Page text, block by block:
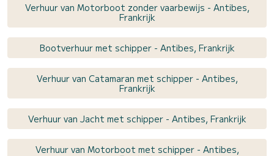
Verhuur van Motorboot zonder vaarbewijs - Antibes,
Frankrijk
Bootverhuur met schipper - Antibes, Frankrijk
Verhuur van Catamaran met schipper - Antibes,
Frankrijk
Verhuur van Jacht met schipper - Antibes, Frankrijk
Verhuur van Motorboot met schipper - Antibes,